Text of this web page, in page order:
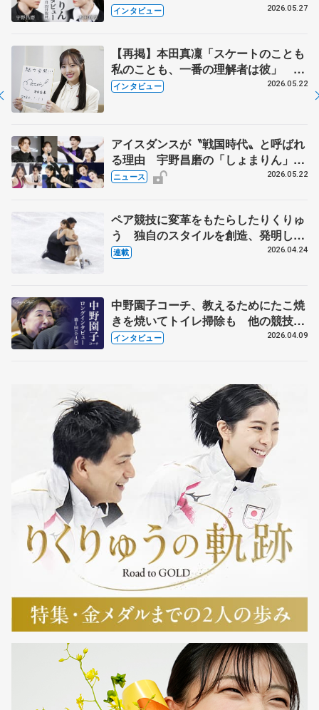
田真凜の覚悟
インタビュー 2026.05.27
【再掲】本田真凜「スケートのことも
私のことも、一番の理解者は彼」 引
退時の単独インタビューで語った競技
インタビュー 2026.05.22
アイスダンスが〝戦国時代〟と呼ばれ
る理由 宇野昌磨の「しょまりん」ら
実力者が相次いで参戦 国内の競争激
ニュース 2026.05.22
ペア競技に変革をもたらしたりくりゅ
う 独自のスタイルを創造、発明した
【引退発表後②】
連載 2026.04.24
中野園子コーチ、教えるためにたこ焼
きを焼いてトイレ掃除も 他の競技に
も通用するという坂本花織の筋肉
インタビュー 2026.04.09